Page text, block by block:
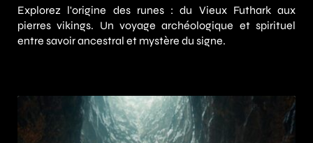
Explorez l'origine des runes : du Vieux Futhark aux
pierres vikings. Un voyage archéologique et spirituel
entre savoir ancestral et mystère du signe.